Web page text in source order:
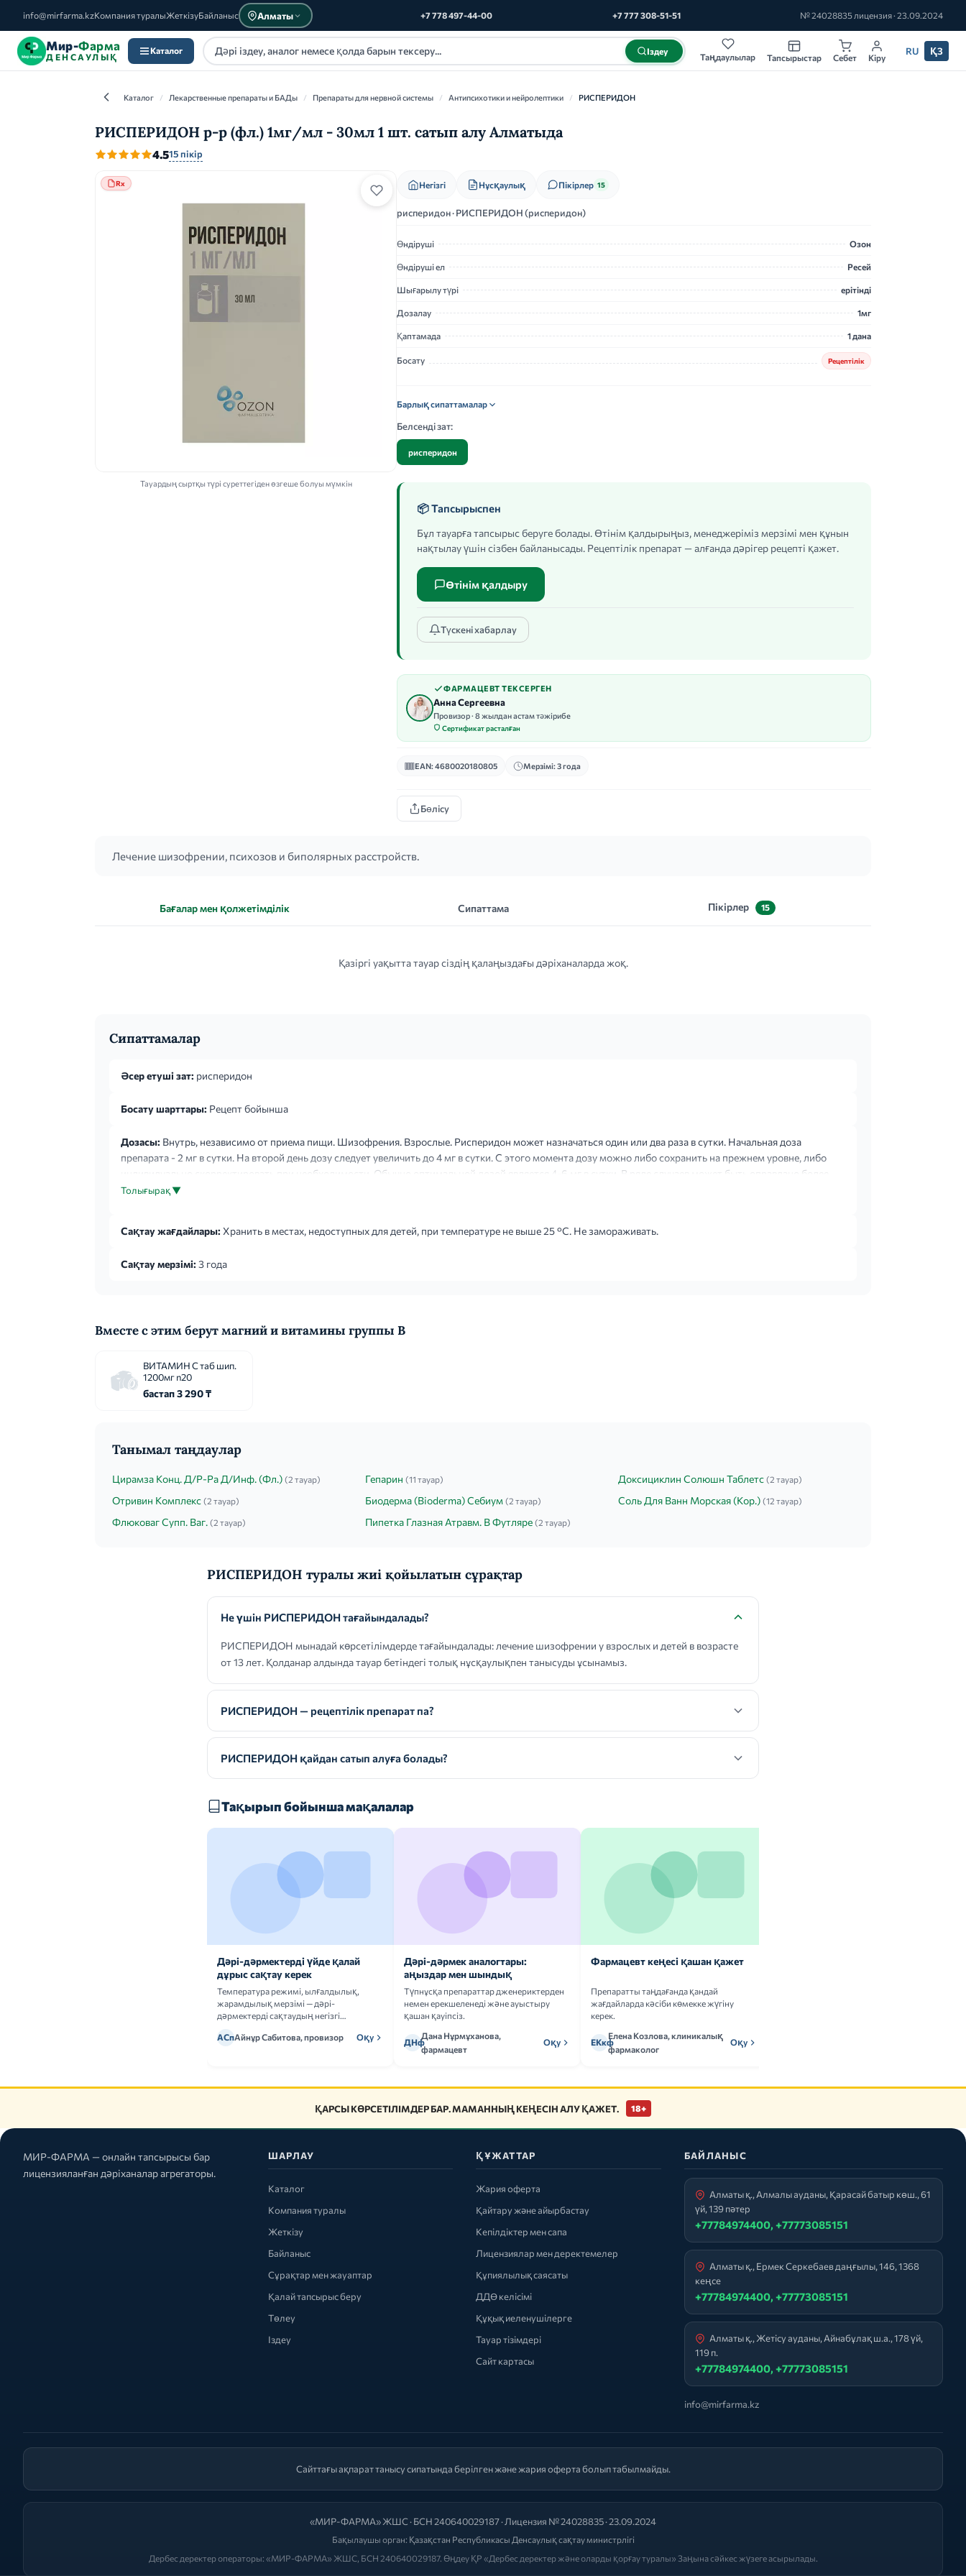
info@mirfarma.kzКомпания туралыЖеткізуБайланыс Алматы +7 778 497-44-00 +7 777 308-51-51 № 24028835 лицензия · 23.09.2024
Мир-Фарма
ДЕНСАУЛЫҚ
Каталог Іздеу
Таңдаулылар Тапсырыстар Себет Кіру
RU ҚЗ
Каталог / Лекарственные препараты и БАДы / Препараты для нервной системы / Антипсихотики и нейролептики / РИСПЕРИДОН
РИСПЕРИДОН р-р (фл.) 1мг/мл - 30мл 1 шт. сатып алу Алматыда
4.515 пікір
Rx
Тауардың сыртқы түрі суреттегіден өзгеше болуы мүмкін
Негізгі Нұсқаулық Пікірлер 15
рисперидон · РИСПЕРИДОН (рисперидон)
Өндіруші Озон
Өндіруші ел Ресей
Шығарылу түрі ерітінді
Дозалау 1мг
Қаптамада 1 дана
Босату Рецептілік
Барлық сипаттамалар
Белсенді зат:
рисперидон
📦 Тапсырыспен
Бұл тауарға тапсырыс беруге болады. Өтінім қалдырыңыз, менеджеріміз мерзімі мен құнын
нақтылау үшін сізбен байланысады. Рецептілік препарат — алғанда дәрігер рецепті қажет.
Өтінім қалдыру
Түскені хабарлау
ФАРМАЦЕВТ ТЕКСЕРГЕН
Анна Сергеевна
Провизор · 8 жылдан астам тәжірибе
Сертификат расталған
EAN: 4680020180805 Мерзімі: 3 года
Бөлісу
Лечение шизофрении, психозов и биполярных расстройств.
Бағалар мен қолжетімділік Сипаттама Пікірлер 15
Қазіргі уақытта тауар сіздің қалаңыздағы дәріханаларда жоқ.
Сипаттамалар
Әсер етуші зат: рисперидон
Босату шарттары: Рецепт бойынша
Дозасы: Внутрь, независимо от приема пищи. Шизофрения. Взрослые. Рисперидон может назначаться один или два раза в сутки. Начальная доза
препарата - 2 мг в сутки. На второй день дозу следует увеличить до 4 мг в сутки. С этого момента дозу можно либо сохранить на прежнем уровне, либо
индивидуально скорректировать при необходимости. Обычно оптимальной дозой является 4-6 мг в сутки. В ряде случаев может быть оправдано более
медленное повышение дозы и более низкие начальная и поддерживающая дозы. Дозы выш...
Толығырақ ▼
Сақтау жағдайлары: Хранить в местах, недоступных для детей, при температуре не выше 25 °С. Не замораживать.
Сақтау мерзімі: 3 года
Вместе с этим берут магний и витамины группы B
ВИТАМИН С таб шип.
1200мг n20
бастап 3 290 ₸
Танымал таңдаулар
Цирамза Конц. Д/Р-Ра Д/Инф. (Фл.) (2 тауар) Гепарин (11 тауар) Доксициклин Солюшн Таблетс (2 тауар)
Отривин Комплекс (2 тауар) Биодерма (Bioderma) Себиум (2 тауар) Соль Для Ванн Морская (Кор.) (12 тауар)
Флюковаг Супп. Ваг. (2 тауар) Пипетка Глазная Атравм. В Футляре (2 тауар)
РИСПЕРИДОН туралы жиі қойылатын сұрақтар
Не үшін РИСПЕРИДОН тағайындалады?
РИСПЕРИДОН мынадай көрсетілімдерде тағайындалады: лечение шизофрении у взрослых и детей в возрасте
от 13 лет. Қолданар алдында тауар бетіндегі толық нұсқаулықпен танысуды ұсынамыз.
РИСПЕРИДОН — рецептілік препарат па?
РИСПЕРИДОН қайдан сатып алуға болады?
Тақырып бойынша мақалалар
Дәрі-дәрмектерді үйде қалай
дұрыс сақтау керек
Температура режимі, ылғалдылық,
жарамдылық мерзімі — дәрі-
дәрмектерді сақтаудың негізгі
АСпАйнұр Сабитова, провизор Оқу
Дәрі-дәрмек аналогтары:
аңыздар мен шындық
Түпнұсқа препараттар дженериктерден
немен ерекшеленеді және ауыстыру
қашан қауіпсіз.
ДНф
Дана Нұрмұханова,
фармацевт
Оқу
Фармацевт кеңесі қашан қажет
Препаратты таңдағанда қандай
жағдайларда кәсіби көмекке жүгіну
керек.
ЕКкф
Елена Козлова, клиникалық
фармаколог
Оқу
ҚАРСЫ КӨРСЕТІЛІМДЕР БАР. МАМАННЫҢ КЕҢЕСІН АЛУ ҚАЖЕТ. 18+
МИР-ФАРМА — онлайн тапсырысы бар
лицензияланған дәріханалар агрегаторы.
ШАРЛАУ
Каталог
Компания туралы
Жеткізу
Байланыс
Сұрақтар мен жауаптар
Қалай тапсырыс беру
Төлеу
Іздеу
ҚҰЖАТТАР
Жария оферта
Қайтару және айырбастау
Кепілдіктер мен сапа
Лицензиялар мен деректемелер
Құпиялылық саясаты
ДДӨ келісімі
Құқық иеленушілерге
Тауар тізімдері
Сайт картасы
БАЙЛАНЫС
Алматы қ., Алмалы ауданы, Қарасай батыр көш., 61
үй, 139 пәтер
+77784974400, +77773085151
Алматы қ., Ермек Серкебаев даңғылы, 146, 1368
кеңсе
+77784974400, +77773085151
Алматы қ., Жетісу ауданы, Айнабұлақ ш.а., 178 үй,
119 п.
+77784974400, +77773085151
info@mirfarma.kz
Сайттағы ақпарат танысу сипатында берілген және жария оферта болып табылмайды.
«МИР-ФАРМА» ЖШС · БСН 240640029187 · Лицензия № 24028835 · 23.09.2024
Бақылаушы орган: Қазақстан Республикасы Денсаулық сақтау министрлігі
Дербес деректер операторы: «МИР-ФАРМА» ЖШС, БСН 240640029187. Өңдеу ҚР «Дербес деректер және оларды қорғау туралы» Заңына сәйкес жүзеге асырылады.